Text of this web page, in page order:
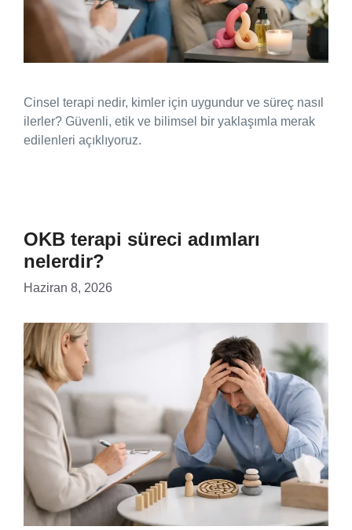
Cinsel terapi nedir, kimler için uygundur ve süreç nasıl
ilerler? Güvenli, etik ve bilimsel bir yaklaşımla merak
edilenleri açıklıyoruz.
OKB terapi süreci adımları
nelerdir?
Haziran 8, 2026